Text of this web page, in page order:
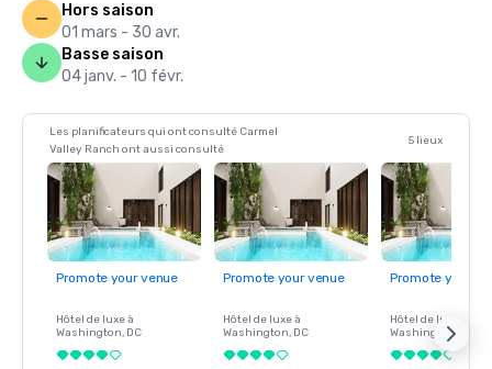
Hors saison
01 mars - 30 avr.
Basse saison
04 janv. - 10 févr.
Les planificateurs qui ont consulté Carmel
Valley Ranch ont aussi consulté
5 lieux
Promote your venue
Hôtel de luxe à
Washington, DC
Promote your venue
Hôtel de luxe à
Washington, DC
Promote your
Hôtel de luxe à
Washington